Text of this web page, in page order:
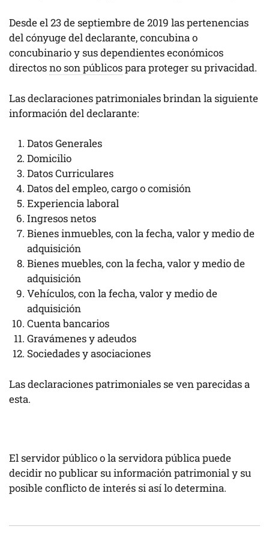
Desde el 23 de septiembre de 2019 las pertenencias
del cónyuge del declarante, concubina o
concubinario y sus dependientes económicos
directosno son públicospara proteger su privacidad.
Las declaraciones patrimoniales brindan la siguiente
información del declarante:
Datos Generales
Domicilio
Datos Curriculares
Datos del empleo, cargo o comisión
Experiencia laboral
Ingresos netos
Bienes inmuebles, con la fecha, valor y medio de
adquisición
Bienes muebles, con la fecha, valor y medio de
adquisición
Vehículos, con la fecha, valor y medio de
adquisición
Cuenta bancarios
Gravámenes y adeudos
Sociedades y asociaciones
Las declaraciones patrimoniales se ven parecidas a
esta.
El servidor público o la servidora pública puede
decidir no publicar su información patrimonial y su
posible conflicto de interés si así lo determina.